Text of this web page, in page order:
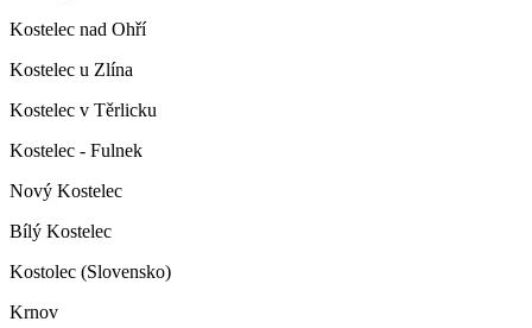
Kostelec nad Ohří
Kostelec u Zlína
Kostelec v Těrlicku
Kostelec - Fulnek
Nový Kostelec
Bílý Kostelec
Kostolec (Slovensko)
Krnov